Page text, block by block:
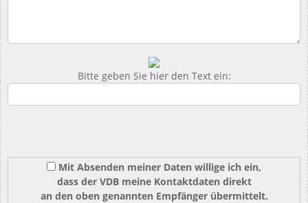
Bitte geben Sie hier den Text ein:
Mit Absenden meiner Daten willige ich ein,
dass der VDB meine Kontaktdaten direkt
an den oben genannten Empfänger übermittelt.